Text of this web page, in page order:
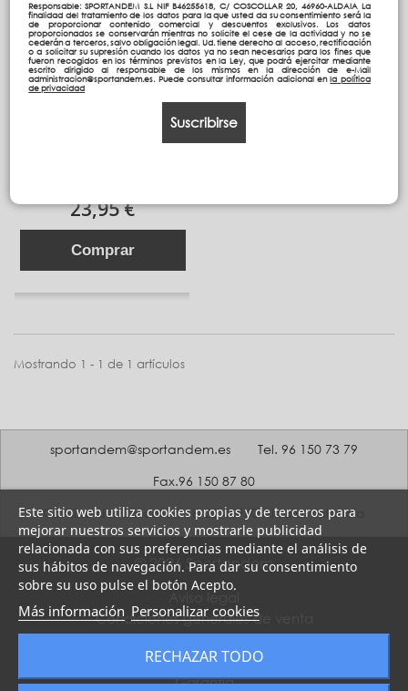
Responsable: SPORTANDEM S.L NIF B46255618, C/ COSCOLLAR 20, 46960-ALDAIA La
finalidad del tratamiento de los datos para la que usted da su consentimiento será la
de proporcionar contenido comercial y descuentos exclusivos. Los datos
proporcionados se conservarán mientras no solicite el cese de la actividad y no se
cederán a terceros, salvo obligación legal. Ud. tiene derecho al acceso, rectificación
o a solicitar su supresión cuando los datos ya no sean necesarios para los fines que
fueron recogidos en los términos previstos en la Ley, que podrá ejercitar mediante
escrito dirigido al responsable de los mismos en la dirección de e-Mail
administracion@sportandem.es. Puede consultar información adicional enla política
de privacidad
Suscribirse
23,95 €
Comprar
Mostrando 1 - 1 de 1 artículos
sportandem@sportandem.es Tel. 96 150 73 79
Fax.96 150 87 80
Camino del Coscollar, 18-20 46960 Aldaia Valencia
Este sitio web utiliza cookies propias y de terceros para
mejorar nuestros servicios y mostrarle publicidad
relacionada con sus preferencias mediante el análisis de
sus hábitos de navegación. Para dar su consentimiento
sobre su uso pulse el botón Acepto.
Más información Personalizar cookies
RECHAZAR TODO
© 2026 Sportandem
Aviso legal
Condiciones generales de venta
Política de Cookies
Garantía